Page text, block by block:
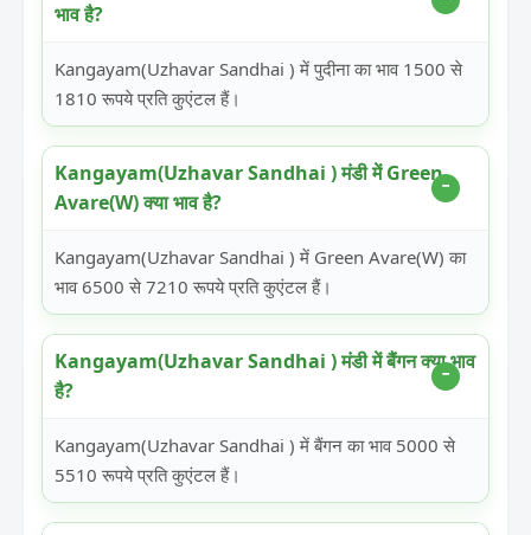
भाव है?
Kangayam(Uzhavar Sandhai ) में पुदीना का भाव 1500 से
1810 रूपये प्रति कुएंटल हैं।
Kangayam(Uzhavar Sandhai ) मंडी में Green
Avare(W) क्या भाव है?
Kangayam(Uzhavar Sandhai ) में Green Avare(W) का
भाव 6500 से 7210 रूपये प्रति कुएंटल हैं।
Kangayam(Uzhavar Sandhai ) मंडी में बैंगन क्या भाव
है?
Kangayam(Uzhavar Sandhai ) में बैंगन का भाव 5000 से
5510 रूपये प्रति कुएंटल हैं।